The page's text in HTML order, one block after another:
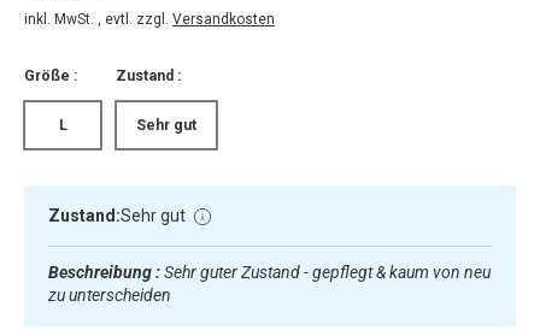
inkl. MwSt. , evtl. zzgl. Versandkosten
Größe :
L
Zustand :
Sehr gut
Zustand:Sehr gut
Beschreibung :Sehr guter Zustand - gepflegt & kaum von neu
zu unterscheiden